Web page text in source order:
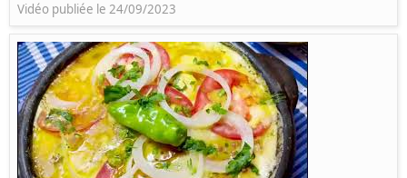
Vidéo publiée le 24/09/2023